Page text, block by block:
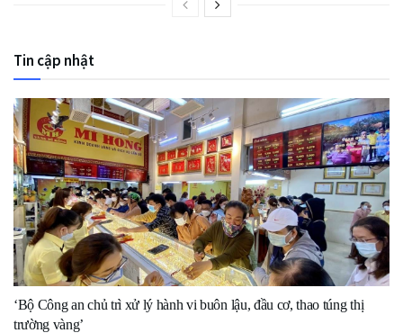
Tin cập nhật
‘Bộ Công an chủ trì xử lý hành vi buôn lậu, đầu cơ, thao túng thị
trường vàng’